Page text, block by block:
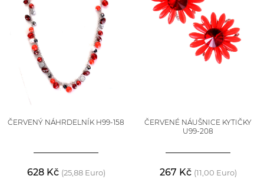
ČERVENÝ NÁHRDELNÍK H99-158
628 Kč (25,88 Euro)
ČERVENÉ NÁUŠNICE KYTIČKY
U99-208
267 Kč (11,00 Euro)